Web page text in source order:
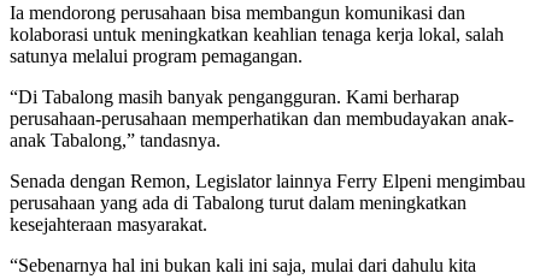
Ia mendorong perusahaan bisa membangun komunikasi dan
kolaborasi untuk meningkatkan keahlian tenaga kerja lokal, salah
satunya melalui program pemagangan.
“Di Tabalong masih banyak pengangguran. Kami berharap
perusahaan-perusahaan memperhatikan dan membudayakan anak-
anak Tabalong,” tandasnya.
Senada dengan Remon, Legislator lainnya Ferry Elpeni mengimbau
perusahaan yang ada di Tabalong turut dalam meningkatkan
kesejahteraan masyarakat.
“Sebenarnya hal ini bukan kali ini saja, mulai dari dahulu kita